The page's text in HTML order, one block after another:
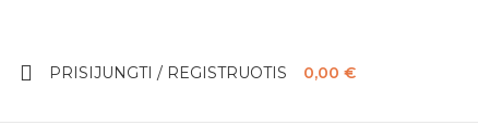
PRISIJUNGTI / REGISTRUOTIS 0,00 €